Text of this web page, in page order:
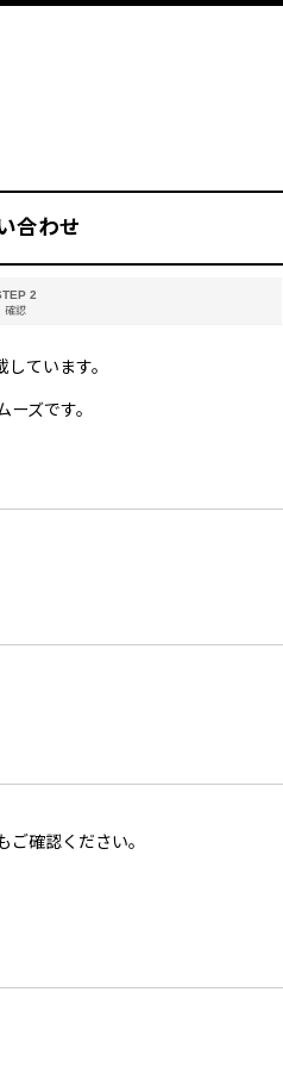
合わせ
2
確認
ています。
ズです。
確認ください。